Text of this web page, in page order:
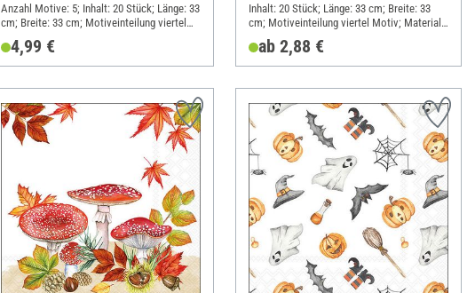
Anzahl Motive: 5; Inhalt: 20 Stück; Länge: 33
cm; Breite: 33 cm; Motiveinteilung viertel
4,99 €
Inhalt: 20 Stück; Länge: 33 cm; Breite: 33
cm; Motiveinteilung viertel Motiv; Material:
Papier
ab 2,88 €